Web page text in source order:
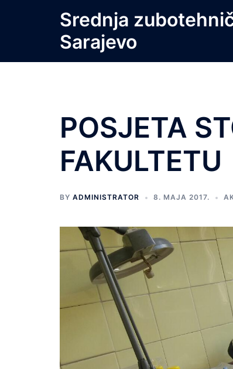
Srednja
Sarajevo
POSJETA
FAKULTETU
BY ADMINISTRATOR 8. MAJA 2017.